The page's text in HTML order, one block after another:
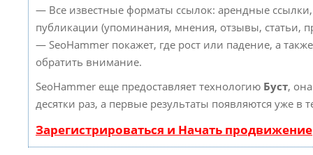
— Все известные форматы ссылок: арендные
публикации (упоминания, мнения, отзывы, статьи,
— SeoHammer покажет, где рост или падение, а
обратить внимание.
SeoHammer еще предоставляет технологию Буст,
десятки раз, а первые результаты появляются уже в
Зарегистрироваться и Начать продвижение